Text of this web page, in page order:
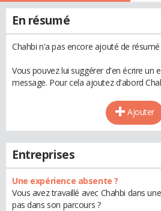
En résumé
Chahbi n'a pas encore ajouté de
Vous pouvez lui suggérer d'en écrire un
message. Pour cela ajoutez d'abord
Ajouter
Entreprises
Une expérience absente ?
Vous avez travaillé avec Chahbi dans
pas dans son parcours ?